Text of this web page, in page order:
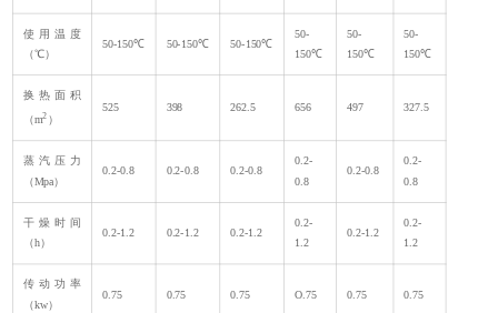
使用温度
（℃）
50-150℃ 50-150℃ 50-150℃
50-
150℃
50-
150℃
50-
150℃
换热面积
（m2 ）
525 398 262.5 656 497 327.5
蒸汽压力
（Mpa）
0.2-0.8 0.2-0.8 0.2-0.8
0.2-
0.8
0.2-0.8
0.2-
0.8
干燥时间
（h）
0.2-1.2 0.2-1.2 0.2-1.2
0.2-
1.2
0.2-1.2
0.2-
1.2
传动功率
（kw）
0.75 0.75 0.75 O.75 0.75 0.75